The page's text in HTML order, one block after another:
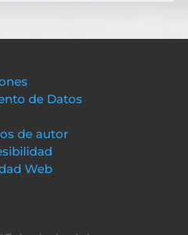
de Datos
de autor
Web